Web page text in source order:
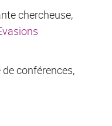
chercheuse,
de conférences,